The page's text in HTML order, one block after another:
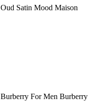
Oud Satin Mood Maison
Burberry For Men Burberry